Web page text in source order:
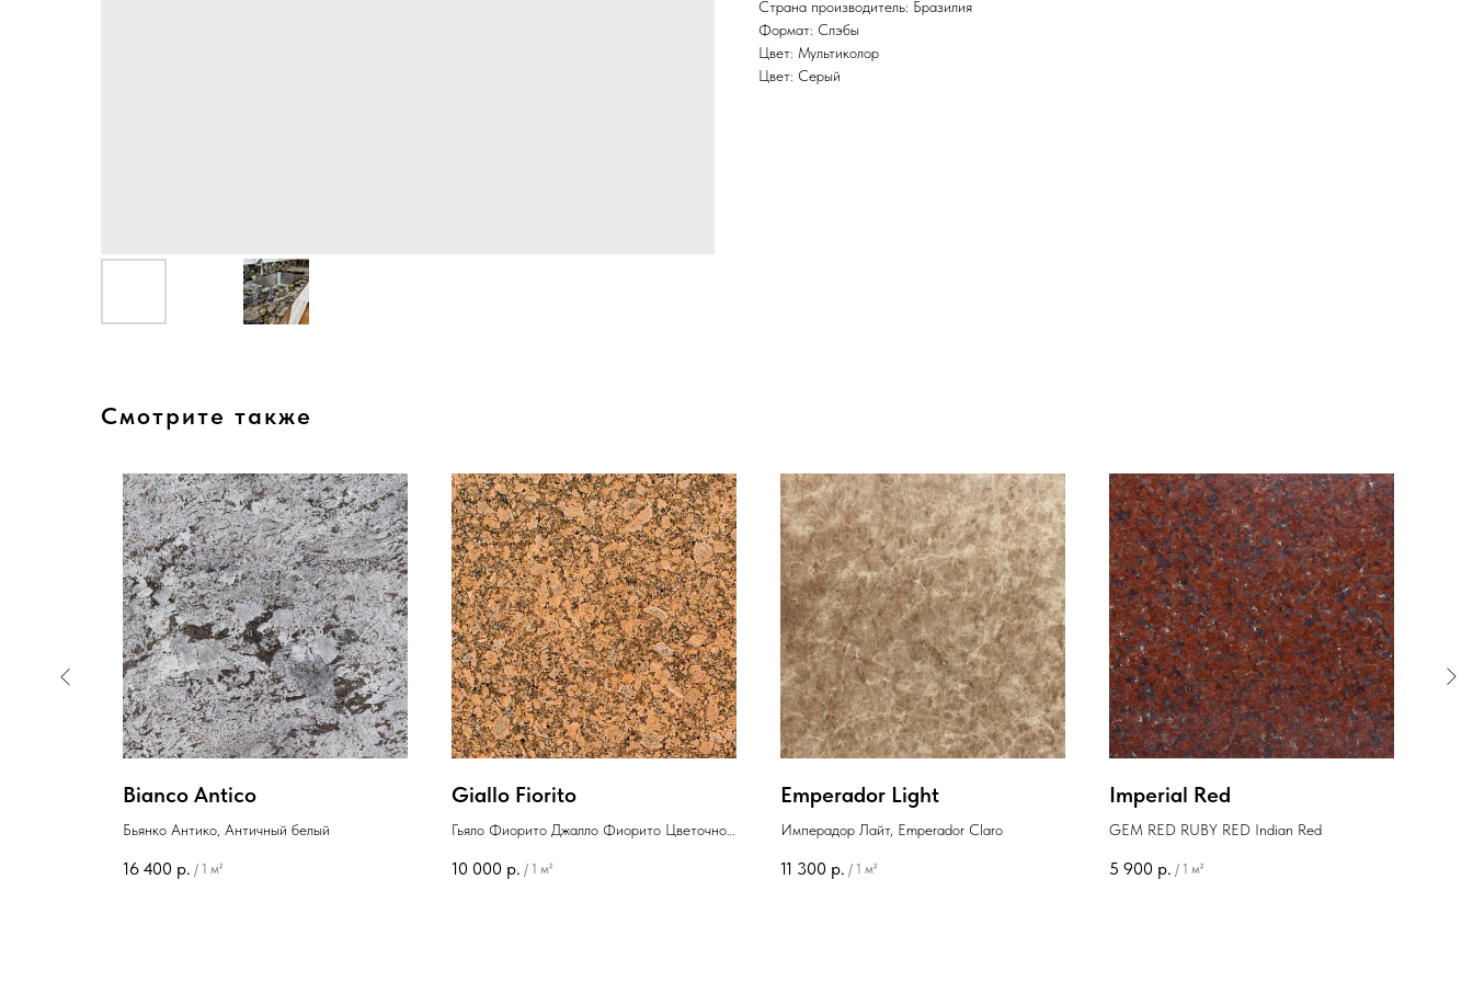
Страна производитель: Бразилия
Формат: Слэбы
Цвет: Мультиколор
Цвет: Серый
Смотрите также
Bianco Antico
Бьянко Антико, Античный белый
16 400 р. / 1 м²
Giallo Fiorito
Гьяло Фиорито Джалло Фиорито Цветочно
10 000 р. / 1 м²
Emperador Light
Имперадор Лайт, Emperador Claro
11 300 р. / 1 м²
Imperial Red
GEM RED RUBY RED Indian Red
5 900 р. / 1 м²